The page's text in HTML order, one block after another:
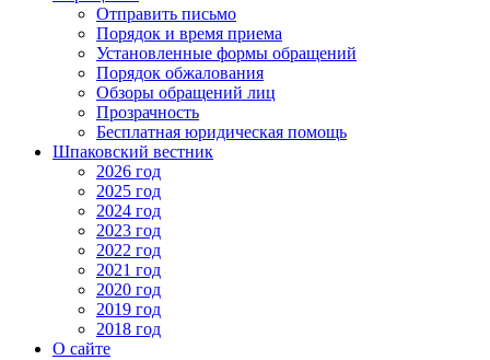
Отправить письмо
Порядок и время приема
Установленные формы обращений
Порядок обжалования
Обзоры обращений лиц
Прозрачность
Бесплатная юридическая помощь
Шпаковский вестник
2026 год
2025 год
2024 год
2023 год
2022 год
2021 год
2020 год
2019 год
2018 год
О сайте